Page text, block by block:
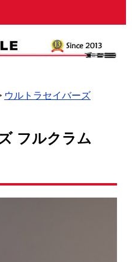
ウルトラセイバーズ
フルクラム